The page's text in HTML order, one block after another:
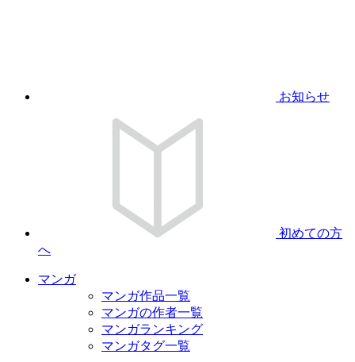
お知らせ
初めての方
へ
マンガ
マンガ作品一覧
マンガの作者一覧
マンガランキング
マンガタグ一覧